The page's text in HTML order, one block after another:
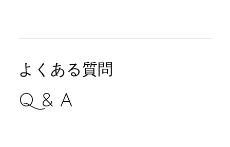
よくある質問
Q & A